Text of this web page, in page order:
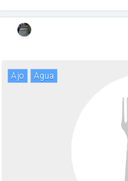
ajo agua